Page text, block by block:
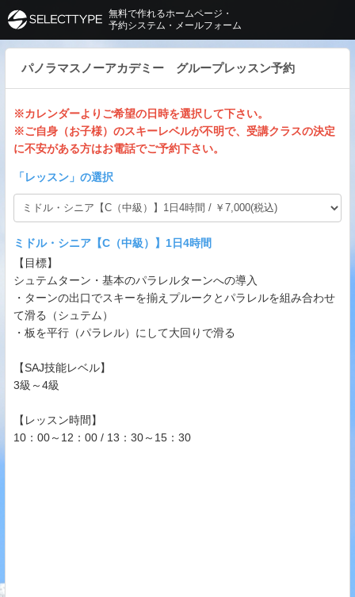
パノラマスノーアカデミー グループレッスン予約
※カレンダーよりご希望の日時を選択して下さい。
※ご自身（お子様）のスキーレベルが不明で、受講クラスの決定
に不安がある方はお電話でご予約下さい。
「レッスン 」の選択
ミドル・シニア【C（中級）】1日4時間
【目標】
シュテムターン・基本のパラレルターンへの導入
・ターンの出口でスキーを揃えプルークとパラレルを組み合わせ
て滑る（シュテム）
・板を平行（パラレル）にして大回りで滑る
【SAJ技能レベル】
3級～4級
【レッスン時間】
10：00～12：00 / 13：30～15：30
無料で作れるホームページ・
予約システム・メールフォーム